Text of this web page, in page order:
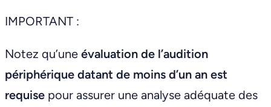
IMPORTANT :
Notez qu’une évaluation de l’audition
périphérique datant de moins d’un an est
requise pour assurer une analyse adéquate des